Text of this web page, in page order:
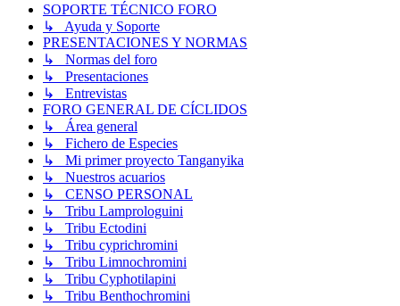
SOPORTE TÉCNICO FORO
↳ Ayuda y Soporte
PRESENTACIONES Y NORMAS
↳ Normas del foro
↳ Presentaciones
↳ Entrevistas
FORO GENERAL DE CÍCLIDOS
↳ Área general
↳ Fichero de Especies
↳ Mi primer proyecto Tanganyika
↳ Nuestros acuarios
↳ CENSO PERSONAL
↳ Tribu Lamprologuini
↳ Tribu Ectodini
↳ Tribu cyprichromini
↳ Tribu Limnochromini
↳ Tribu Cyphotilapini
↳ Tribu Benthochromini